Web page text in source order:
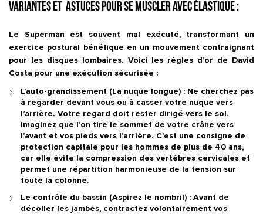
Variantes et astuces pour se muscler avec élastique :
Le Superman est souvent mal exécuté, transformant un
exercice postural bénéfique en un mouvement contraignant
pour les disques lombaires. Voici les règles d’or de David
Costa pour une exécution sécurisée :
L’auto-grandissement (La nuque longue) : Ne cherchez pas
à regarder devant vous ou à casser votre nuque vers
l’arrière. Votre regard doit rester dirigé vers le sol.
Imaginez que l’on tire le sommet de votre crâne vers
l’avant et vos pieds vers l’arrière. C’est une consigne de
protection capitale pour les hommes de plus de 40 ans,
car elle évite la compression des vertèbres cervicales et
permet une répartition harmonieuse de la tension sur
toute la colonne.
Le contrôle du bassin (Aspirez le nombril) : Avant de
décoller les jambes, contractez volontairement vos